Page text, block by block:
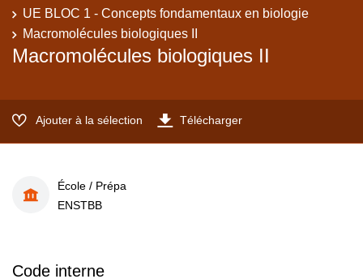
UE BLOC 1 - Concepts fondamentaux en biologie
Macromolécules biologiques II
Macromolécules biologiques II
Ajouter à la sélection Télécharger
École / Prépa
ENSTBB
Code interne